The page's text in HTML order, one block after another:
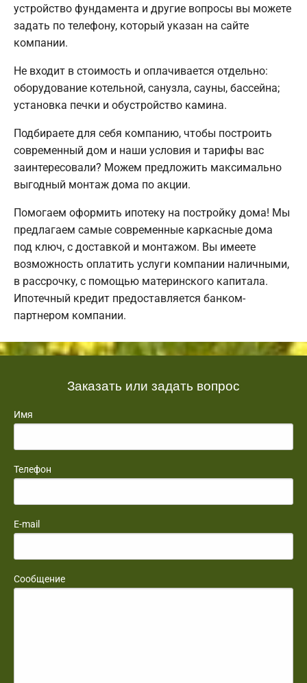
устройство фундамента и другие вопросы вы можете
задать по телефону, который указан на сайте
компании.
Не входит в стоимость и оплачивается отдельно:
оборудование котельной, санузла, сауны, бассейна;
установка печки и обустройство камина.
Подбираете для себя компанию, чтобы построить
современный дом и наши условия и тарифы вас
заинтересовали? Можем предложить максимально
выгодный монтаж дома по акции.
Помогаем оформить ипотеку на постройку дома! Мы
предлагаем самые современные каркасные дома
под ключ, с доставкой и монтажом. Вы имеете
возможность оплатить услуги компании наличными,
в рассрочку, с помощью материнского капитала.
Ипотечный кредит предоставляется банком-
партнером компании.
Заказать или задать вопрос
Имя
Телефон
E-mail
Сообщение